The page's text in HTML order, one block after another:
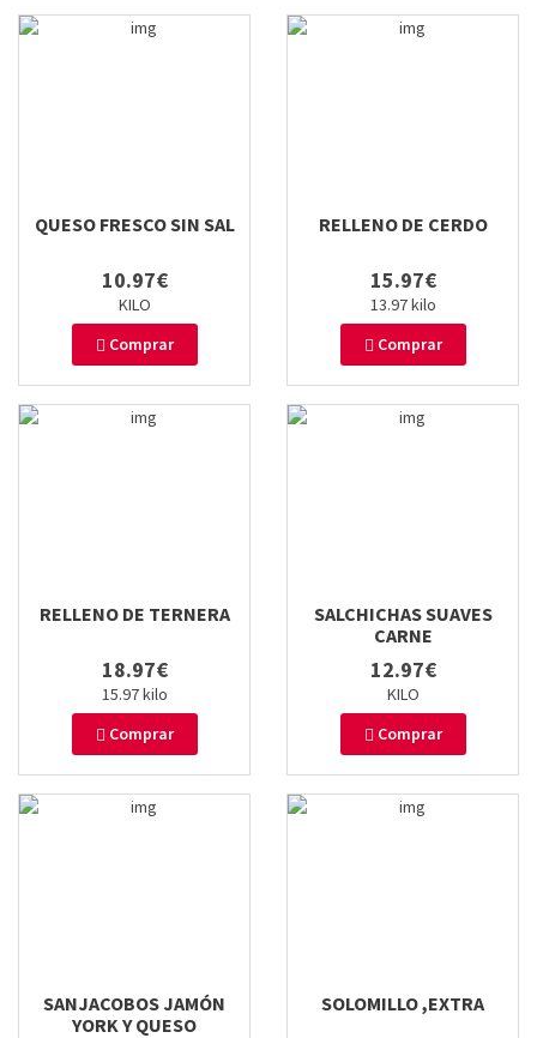
QUESO FRESCO SIN SAL
10.97€
KILO
Comprar
RELLENO DE CERDO
15.97€
13.97 kilo
Comprar
RELLENO DE TERNERA
18.97€
15.97 kilo
Comprar
SALCHICHAS SUAVES
CARNE
12.97€
KILO
Comprar
SANJACOBOS JAMÓN
YORK Y QUESO
SOLOMILLO ,EXTRA